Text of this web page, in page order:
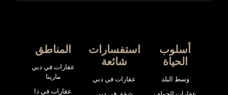
المناطق
عقارات في دبي
مارينا
عقارات في ذا
استفسارات
شائعة
عقارات في دبي
أسلوب
الحياة
وسط البلد